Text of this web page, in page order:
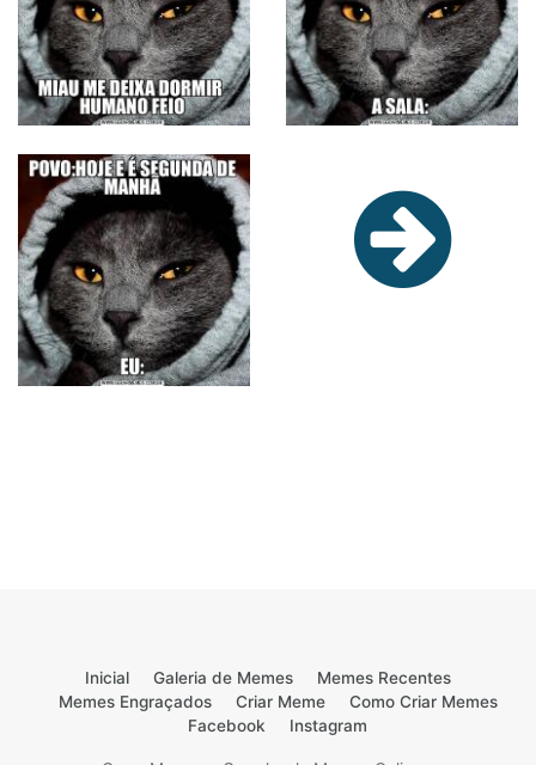
Inicial Galeria de Memes
Memes Recentes
Memes Engraçados
Criar Meme
Como Criar Memes
Facebook
Instagram